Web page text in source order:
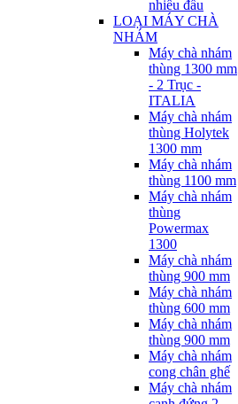
nhiều đầu
LOẠI MÁY CHÀ
NHÁM
Máy chà nhám
thùng 1300 mm
- 2 Trục -
ITALIA
Máy chà nhám
thùng Holytek
1300 mm
Máy chà nhám
thùng 1100 mm
Máy chà nhám
thùng
Powermax
1300
Máy chà nhám
thùng 900 mm
Máy chà nhám
thùng 600 mm
Máy chà nhám
thùng 900 mm
Máy chà nhám
cong chân ghế
Máy chà nhám